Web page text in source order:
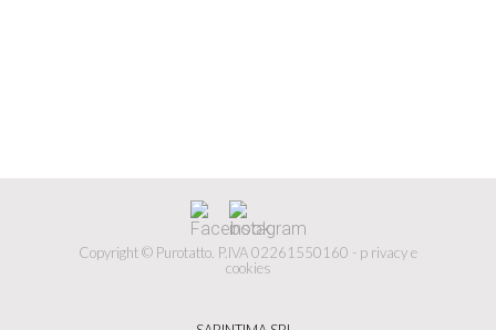
Copyright © Purotatto. P.IVA 02261550160 - p rivacy e
cookies